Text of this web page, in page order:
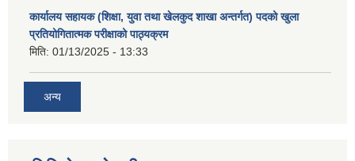
कार्यालय सहायक (शिक्षा, युवा तथा खेलकुद शाखा अन्तर्गत) पदको खुला
प्रतियोगितात्मक परीक्षाको पाठ्यक्रम
मिति: 01/13/2025 - 13:33
अन्य